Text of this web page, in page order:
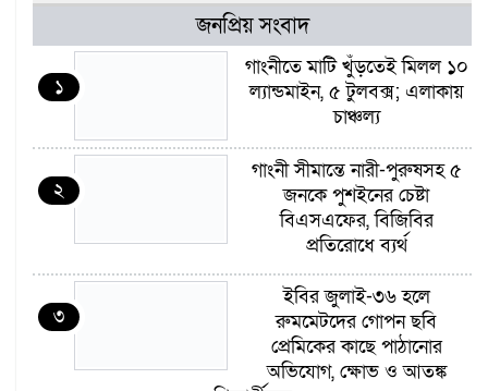
জনপ্রিয় সংবাদ
১
গাংনীতে মাটি খুঁড়তেই মিলল ১০
ল্যান্ডমাইন, ৫ টুলবক্স; এলাকায়
চাঞ্চল্য
২
গাংনী সীমান্তে নারী-পুরুষসহ ৫
জনকে পুশইনের চেষ্টা
বিএসএফের, বিজিবির
প্রতিরোধে ব্যর্থ
৩
ইবির জুলাই-৩৬ হলে
রুমমেটদের গোপন ছবি
প্রেমিকের কাছে পাঠানোর
অভিযোগ, ক্ষোভ ও আতঙ্ক